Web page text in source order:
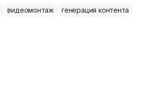
видеомонтаж генерация контента